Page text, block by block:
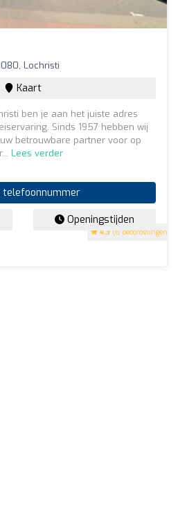
4.3 (6 beoordelingen)
Lochristi
Kaart
ben je aan het juiste adres
Sinds 1957 hebben wij
betrouwbare partner voor op
Lees verder
telefoonnummer
Openingstijden